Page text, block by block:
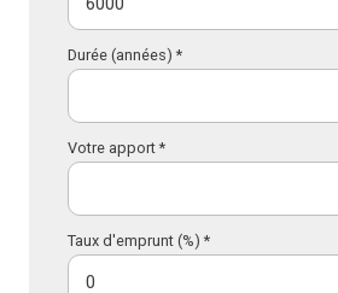
Durée (années) *
Votre apport *
Taux d'emprunt (%) *